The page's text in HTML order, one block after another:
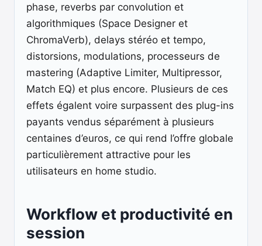
phase, reverbs par convolution et
algorithmiques (Space Designer et
ChromaVerb), delays stéréo et tempo,
distorsions, modulations, processeurs de
mastering (Adaptive Limiter, Multipressor,
Match EQ) et plus encore. Plusieurs de ces
effets égalent voire surpassent des plug-ins
payants vendus séparément à plusieurs
centaines d’euros, ce qui rend l’offre globale
particulièrement attractive pour les
utilisateurs en home studio.
Workflow et productivité en
session